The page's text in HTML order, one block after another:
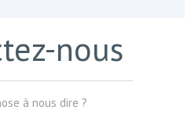
nous
à nous dire ?